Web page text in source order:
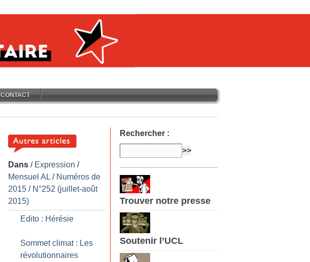
CONTACT
Dans / Expression /
Mensuel AL / Numéros de
2015 / N°252 (juillet-août
2015)
Edito : Hérésie
Sommet climat : Les
révolutionnaires
Rechercher :
Trouver notre presse
Soutenir l’UCL